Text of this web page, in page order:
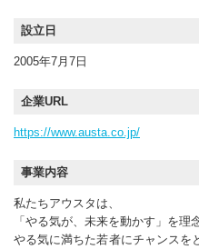
設立日
2005年7月7日
企業URL
https://www.austa.co.jp/
事業内容
私たちアウスタは、
「やる気が、未来を動かす」を理
やる気に満ちた若者にチャンスを